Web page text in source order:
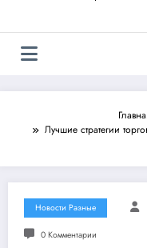
Лучшие стратегии
Новости Разные
0 Комментарии